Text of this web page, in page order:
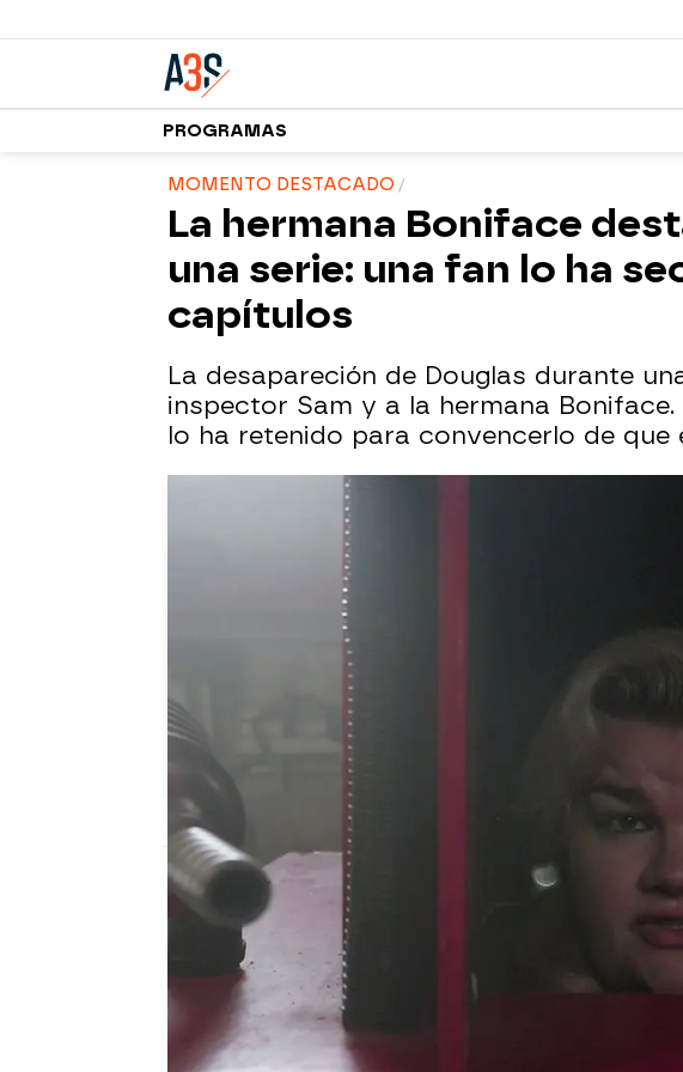
PROGRAMAS
MOMENTO DESTACADO
La hermana Boniface
una serie: una fan lo ha
capítulos
La desapareción de Douglas durante
inspector Sam y a la hermana
lo ha retenido para convencerlo de
atreseries
Publicado: 25 de junio de 2026, 16:15
En el pueblo de Great Slaughter se
dedicada a Profesor Y
por sus bajos índices de audiencia.